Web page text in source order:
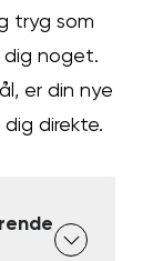
tryg som
dig noget.
er din nye
direkte.